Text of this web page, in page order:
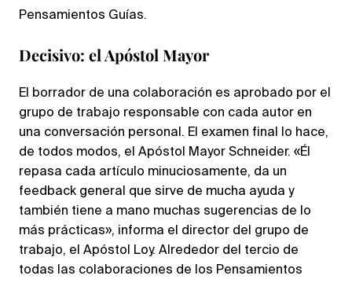
Pensamientos Guías.
Decisivo: el Apóstol Mayor
El borrador de una colaboración es aprobado por el
grupo de trabajo responsable con cada autor en
una conversación personal. El examen final lo hace,
de todos modos, el Apóstol Mayor Schneider. «Él
repasa cada artículo minuciosamente, da un
feedback general que sirve de mucha ayuda y
también tiene a mano muchas sugerencias de lo
más prácticas», informa el director del grupo de
trabajo, el Apóstol Loy. Alrededor del tercio de
todas las colaboraciones de los Pensamientos